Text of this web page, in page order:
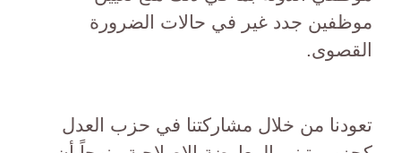
موظفين جدد غير في حالات الضرورة
القصوى.
تعودنا من خلال مشاركتنا في حزب العدل